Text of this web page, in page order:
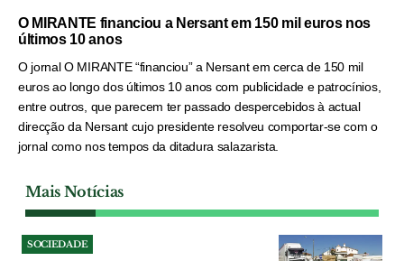
O MIRANTE financiou a Nersant em 150 mil euros nos
últimos 10 anos
O jornal O MIRANTE “financiou” a Nersant em cerca de 150 mil
euros ao longo dos últimos 10 anos com publicidade e patrocínios,
entre outros, que parecem ter passado despercebidos à actual
direcção da Nersant cujo presidente resolveu comportar-se com o
jornal como nos tempos da ditadura salazarista.
Mais Notícias
SOCIEDADE